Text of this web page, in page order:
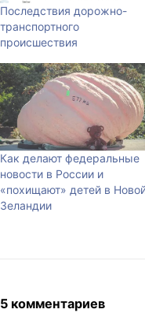
Последствия дорожно-
транспортного
происшествия
Как делают федеральные
новости в России и
«похищают» детей в
Зеландии
5 комментариев